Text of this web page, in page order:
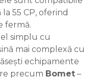
55 CP, oferind
fermă.
simplu cu
mai complexă cu
echipamente
precum Bomet –